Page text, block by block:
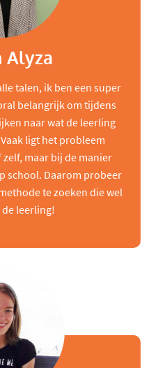
Alyza
talen, ik ben een super
belangrijk om tijdens
naar wat de leerling
ligt het probleem
maar bij de manier
school. Daarom probeer
te zoeken die wel
leerling!